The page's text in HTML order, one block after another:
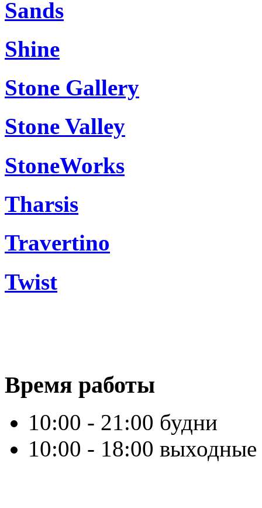
Sands
Shine
Stone Gallery
Stone Valley
StoneWorks
Tharsis
Travertino
Twist
Время работы
10:00 - 21:00 будни
10:00 - 18:00 выходные